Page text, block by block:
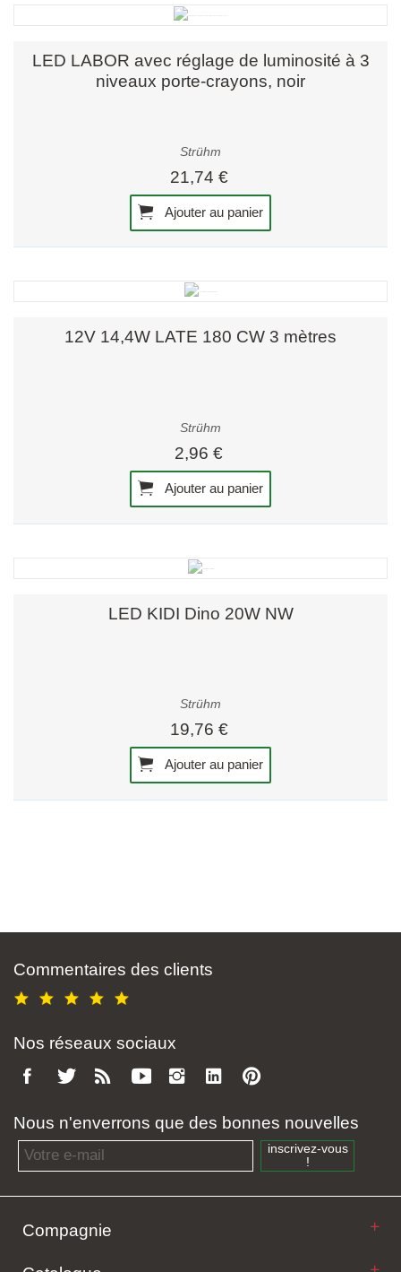
LED LABOR avec réglage de luminosité à 3
niveaux porte-crayons, noir
Strühm
21,74 €
Ajouter au panier
12V 14,4W LATE 180 CW 3 mètres
Strühm
2,96 €
Ajouter au panier
LED KIDI Dino 20W NW
Strühm
19,76 €
Ajouter au panier
Commentaires des clients
Nos réseaux sociaux
Nous n'enverrons que des bonnes nouvelles
Email address
inscrivez-vous
!
Compagnie